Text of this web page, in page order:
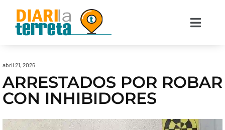
abril 21, 2026
ARRESTADOS POR ROBAR
CON INHIBIDORES